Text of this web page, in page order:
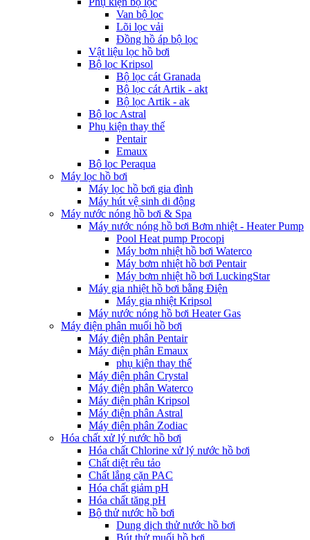
Van bộ lọc
Lõi lọc vải
Đồng hồ áp bộ lọc
Vật liệu lọc hồ bơi
Bộ lọc Kripsol
Bộ lọc cát Granada
Bộ lọc cát Artik - akt
Bộ lọc Artik - ak
Bộ lọc Astral
Phụ kiện thay thế
Pentair
Emaux
Bộ lọc Peraqua
Máy lọc hồ bơi
Máy lọc hồ bơi gia đình
Máy hút vệ sinh di động
Máy nước nóng hồ bơi & Spa
Máy nước nóng hồ bơi Bơm nhiệt - Heater Pump
Pool Heat pump Procopi
Máy bơm nhiệt hồ bơi Waterco
Máy bơm nhiệt hồ bơi Pentair
Máy bơm nhiệt hồ bơi LuckingStar
Máy gia nhiệt hồ bơi bằng Điện
Máy gia nhiệt Kripsol
Máy nước nóng hồ bơi Heater Gas
Máy điện phân muối hồ bơi
Máy điện phân Pentair
Máy điện phân Emaux
phụ kiện thay thế
Máy điện phân Crystal
Máy điện phân Waterco
Máy điện phân Kripsol
Máy điện phân Astral
Máy điện phân Zodiac
Hóa chất xử lý nước hồ bơi
Hóa chất Chlorine xử lý nước hồ bơi
Chất diệt rêu tảo
Chất lắng cặn PAC
Hóa chất giảm pH
Hóa chất tăng pH
Bộ thử nước hồ bơi
Dung dịch thử nước hồ bơi
Bút thử muối hồ bơi